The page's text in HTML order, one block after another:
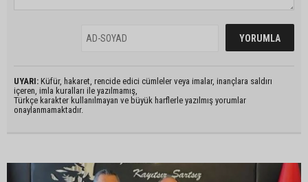
UYARI: Küfür, hakaret, rencide edici cümleler veya imalar, inançlara saldırı
içeren, imla kuralları ile yazılmamış,
Türkçe karakter kullanılmayan ve büyük harflerle yazılmış yorumlar
onaylanmamaktadır.